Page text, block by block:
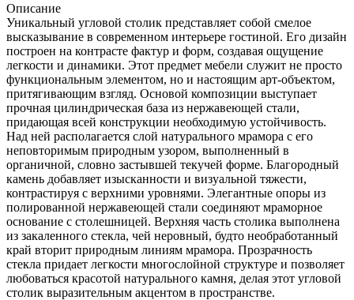
Описание
Уникальный угловой столик представляет собой смелое
высказывание в современном интерьере гостиной. Его дизайн
построен на контрасте фактур и форм, создавая ощущение
легкости и динамики. Этот предмет мебели служит не просто
функциональным элементом, но и настоящим арт-объектом,
притягивающим взгляд. Основой композиции выступает
прочная цилиндрическая база из нержавеющей стали,
придающая всей конструкции необходимую устойчивость.
Над ней располагается слой натурального мрамора с его
неповторимым природным узором, выполненный в
органичной, словно застывшей текучей форме. Благородный
камень добавляет изысканности и визуальной тяжести,
контрастируя с верхними уровнями. Элегантные опоры из
полированной нержавеющей стали соединяют мраморное
основание с столешницей. Верхняя часть столика выполнена
из закаленного стекла, чей неровный, будто необработанный
край вторит природным линиям мрамора. Прозрачность
стекла придает легкости многослойной структуре и позволяет
любоваться красотой натурального камня, делая этот угловой
столик выразительным акцентом в пространстве.